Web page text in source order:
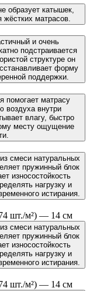
образует катышек,
жёстких матрасов.
и очень
подстраивается
структуре он
форму
поддержки.
помогает матрасу
воздуха внутри
влагу, быстро
месту ощущение
смеси натуральных
пружинный блок
износостойкость
нагрузку и
истирания.
шт./м²) — 14 см
смеси натуральных
пружинный блок
износостойкость
нагрузку и
истирания.
шт./м²) — 14 см